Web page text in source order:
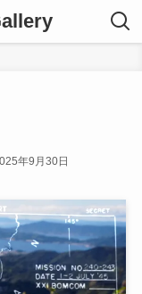
年9月30日